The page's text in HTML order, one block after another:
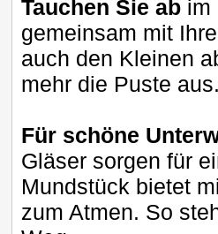
Tauchen Sie ab im
gemeinsam mit
auch den Kleinen
mehr die Puste
Für schöne
Gläser sorgen für
Mundstück bietet
zum Atmen. So